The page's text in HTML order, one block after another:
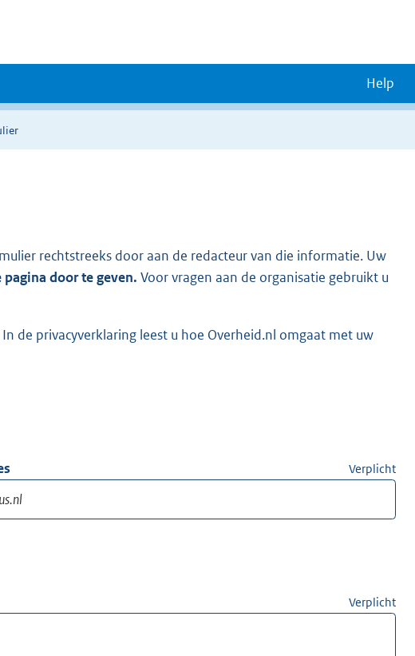
Help
rechtstreeks door aan de redacteur van die informatie. Uw
door te geven. Voor vragen aan de organisatie gebruikt u
de privacyverklaring leest u hoe Overheid.nl omgaat met uw
Verplicht
Verplicht